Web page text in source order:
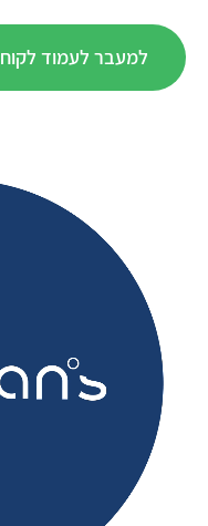
למעבר לעמוד לקוח